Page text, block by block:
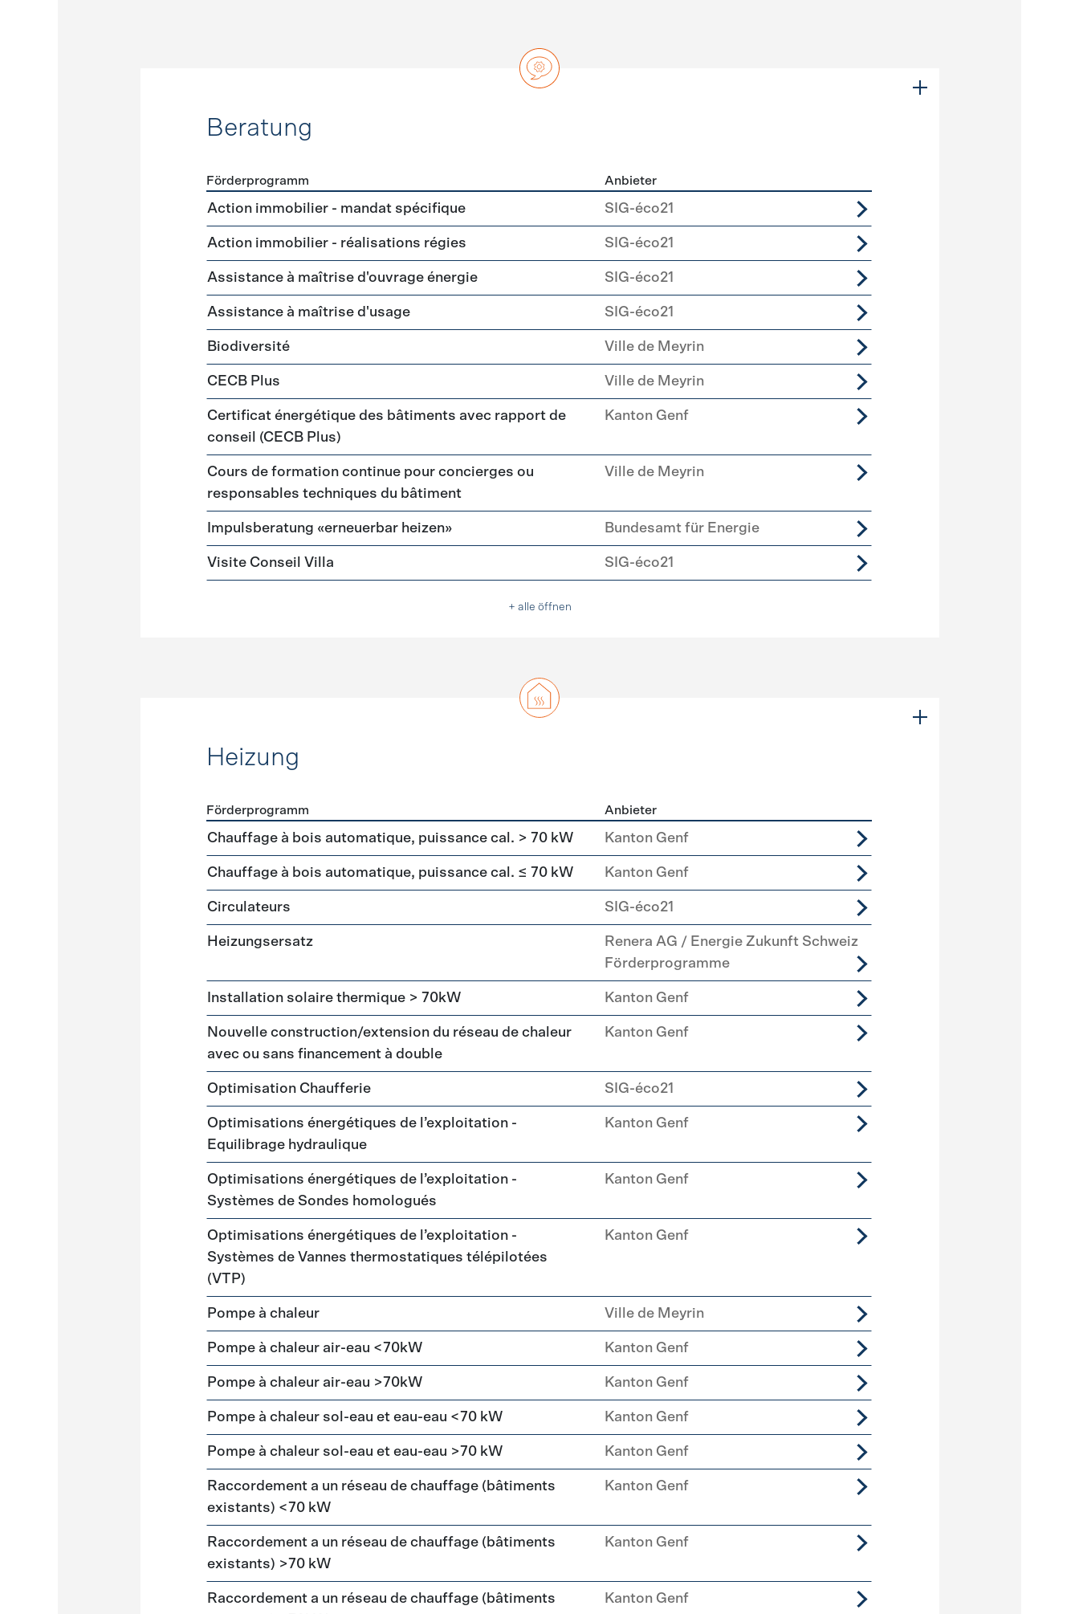
Beratung
Förderprogramme
Förderprogramm Anbieter
Action immobilier - mandat spécifique SIG-éco21
Action immobilier - réalisations régies SIG-éco21
Assistance à maîtrise d'ouvrage énergie SIG-éco21
Assistance à maîtrise d'usage SIG-éco21
Biodiversité Ville de Meyrin
CECB Plus Ville de Meyrin
Certificat énergétique des bâtiments avec rapport de
conseil (CECB Plus)
Kanton Genf
Cours de formation continue pour concierges ou
responsables techniques du bâtiment
Ville de Meyrin
Impulsberatung «erneuerbar heizen» Bundesamt für Energie
Visite Conseil Villa SIG-éco21
+ alle öffnen
Heizung
Förderprogramme Heizung
Förderprogramm Anbieter
Chauffage à bois automatique, puissance cal. > 70 kW Kanton Genf
Chauffage à bois automatique, puissance cal. ≤ 70 kW Kanton Genf
Circulateurs SIG-éco21
Heizungsersatz
Renera AG / Energie Zukunft Schweiz
Förderprogramme
Installation solaire thermique > 70kW Kanton Genf
Nouvelle construction/extension du réseau de chaleur
avec ou sans financement à double
Kanton Genf
Optimisation Chaufferie SIG-éco21
Optimisations énergétiques de l’exploitation -
Equilibrage hydraulique
Kanton Genf
Optimisations énergétiques de l’exploitation -
Systèmes de Sondes homologués
Kanton Genf
Optimisations énergétiques de l’exploitation -
Systèmes de Vannes thermostatiques télépilotées
(VTP)
Kanton Genf
Pompe à chaleur Ville de Meyrin
Pompe à chaleur air-eau <70kW Kanton Genf
Pompe à chaleur air-eau >70kW Kanton Genf
Pompe à chaleur sol-eau et eau-eau <70 kW Kanton Genf
Pompe à chaleur sol-eau et eau-eau >70 kW Kanton Genf
Raccordement a un réseau de chauffage (bâtiments
existants) <70 kW
Kanton Genf
Raccordement a un réseau de chauffage (bâtiments
existants) >70 kW
Kanton Genf
Raccordement a un réseau de chauffage (bâtiments
Kanton Genf